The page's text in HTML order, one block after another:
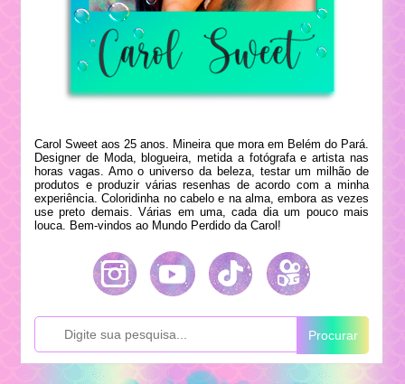
Carol Sweet aos 25 anos. Mineira que mora em Belém do Pará.
Designer de Moda, blogueira, metida a fotógrafa e artista nas
horas vagas. Amo o universo da beleza, testar um milhão de
produtos e produzir várias resenhas de acordo com a minha
experiência. Coloridinha no cabelo e na alma, embora as vezes
use preto demais. Várias em uma, cada dia um pouco mais
louca. Bem-vindos ao Mundo Perdido da Carol!
Procurar